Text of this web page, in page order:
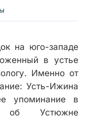
на юго-западе
в устье
Именно от
Усть-Ижина
упоминание в
об Устюжне